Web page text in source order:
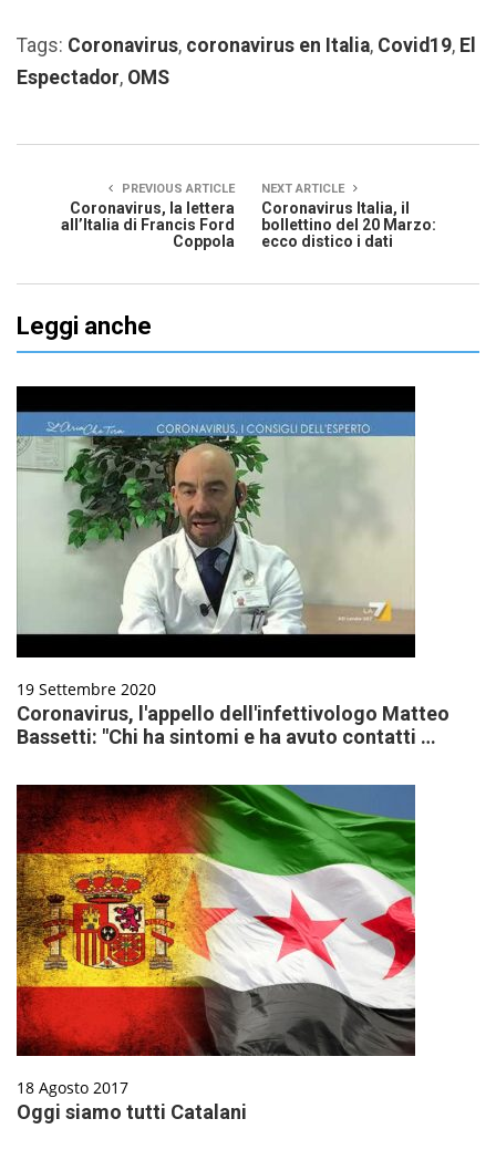
Tags: Coronavirus, coronavirus en Italia, Covid19, El
Espectador, OMS
PREVIOUS ARTICLE
Coronavirus, la lettera
all’Italia di Francis Ford
Coppola
NEXT ARTICLE
Coronavirus Italia, il
bollettino del 20 Marzo:
ecco distico i dati
Leggi anche
19 Settembre 2020
Coronavirus, l'appello dell'infettivologo Matteo
Bassetti: "Chi ha sintomi e ha avuto contatti …
18 Agosto 2017
Oggi siamo tutti Catalani